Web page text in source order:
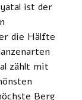
ist der
die Hälfte
zählt mit
Berg